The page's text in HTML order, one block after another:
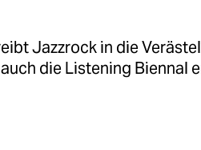
Jazzrock in die
die Listening Biennal